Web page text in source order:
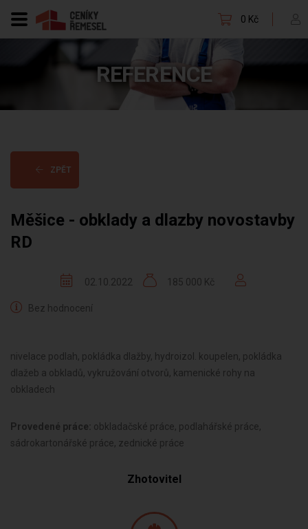
0 Kč
REFERENCE
ZPĚT
Měšice - obklady a dlazby novostavby
RD
02.10.2022 185 000 Kč
Bez hodnocení
nivelace podlah, pokládka dlažby, hydroizol. koupelen, pokládka
dlažeb a obkladů, vykružování otvorů, kamenické rohy na
obkladech
Provedené práce: obkladačské práce, podlahářské práce,
sádrokartonářské práce, zednické práce
Zhotovitel